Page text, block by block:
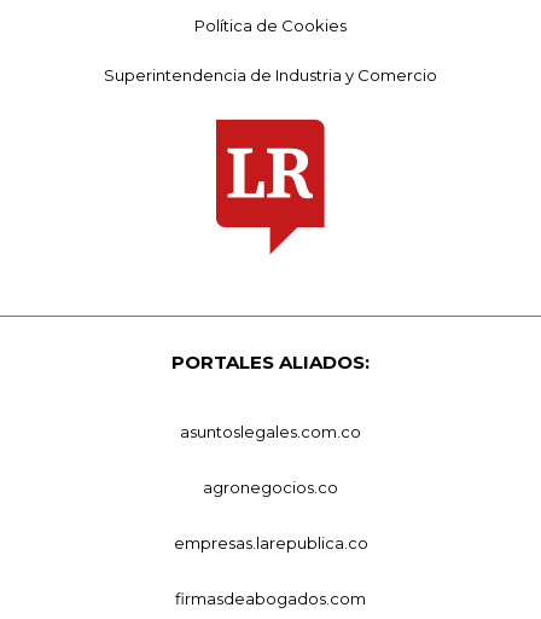
Política de Cookies
Superintendencia de Industria y Comercio
PORTALES ALIADOS:
asuntoslegales.com.co
agronegocios.co
empresas.larepublica.co
firmasdeabogados.com